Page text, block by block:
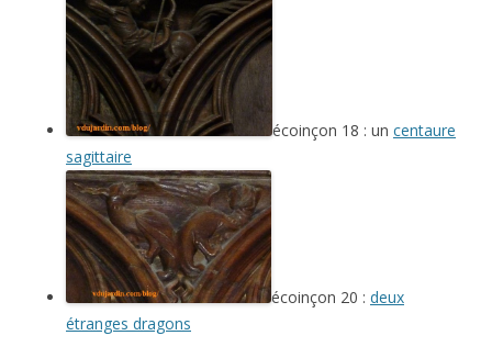
écoinçon 18 : un centaure
sagittaire
écoinçon 20 : deux
étranges dragons